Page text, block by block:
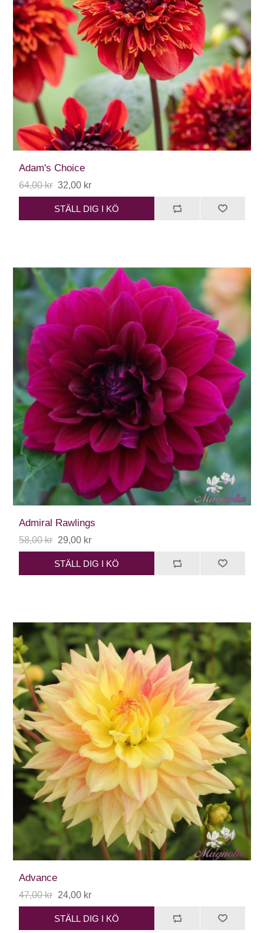
Adam's Choice
64,00 kr 32,00 kr
STÄLL DIG I KÖ
Admiral Rawlings
58,00 kr 29,00 kr
STÄLL DIG I KÖ
Advance
47,00 kr 24,00 kr
STÄLL DIG I KÖ